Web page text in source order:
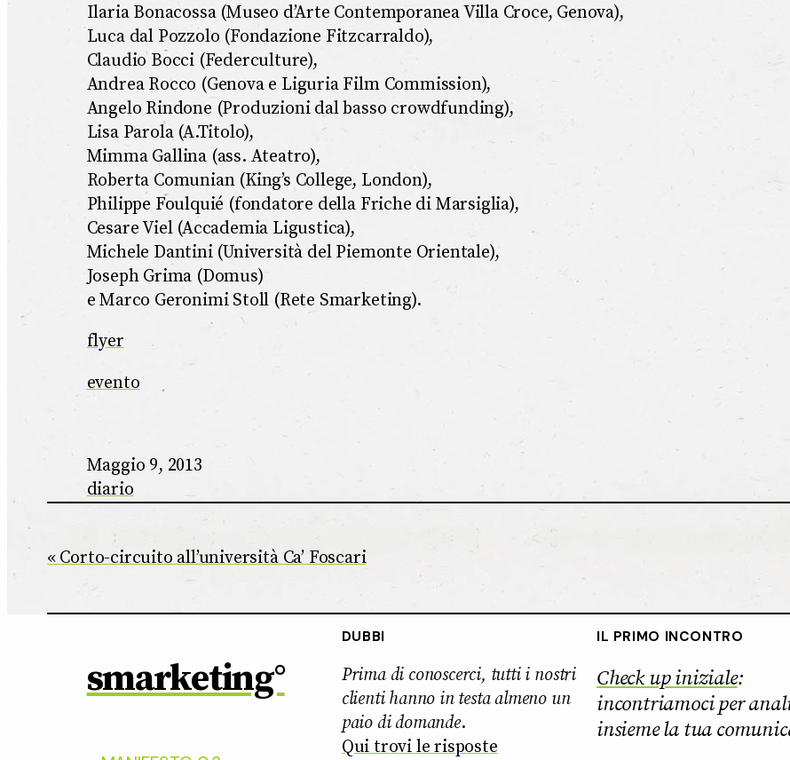
Ilaria Bonacossa (Museo d’Arte Contemporanea Villa Croce, Genova),
Luca dal Pozzolo (Fondazione Fitzcarraldo),
Claudio Bocci (Federculture),
Andrea Rocco (Genova e Liguria Film Commission),
Angelo Rindone (Produzioni dal basso crowdfunding),
Lisa Parola (A.Titolo),
Mimma Gallina (ass. Ateatro),
Roberta Comunian (King’s College, London),
Philippe Foulquié (fondatore della Friche di Marsiglia),
Cesare Viel (Accademia Ligustica),
Michele Dantini (Università del Piemonte Orientale),
Joseph Grima (Domus)
e Marco Geronimi Stoll (Rete Smarketing).
flyer
evento
Maggio 9, 2013
diario
Corto-circuito all’università Ca’ Foscari
smarketing°
DUBBI
Prima di conoscerci, tutti i nostri
clienti hanno in testa almeno un
paio di domande.
Qui trovi le risposte
IL PRIMO INCONTRO
Check up iniziale:
incontriamoci per
insieme la tua